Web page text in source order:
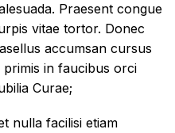
Praesent congue
vitae tortor. Donec
accumsan cursus
primis in faucibus orci
Curae;
nulla facilisi etiam